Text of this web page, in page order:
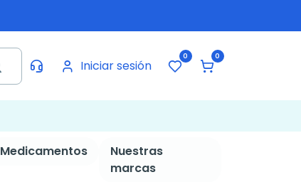
Iniciar sesión
0 0
Medicamentos
Nuestras
marcas